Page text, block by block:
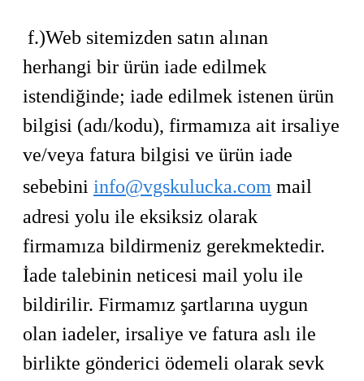
f.)Web sitemizden satın alınan
herhangi bir ürün iade edilmek
istendiğinde; iade edilmek istenen ürün
bilgisi (adı/kodu), firmamıza ait irsaliye
ve/veya fatura bilgisi ve ürün iade
sebebini info@vgskulucka.com mail
adresi yolu ile eksiksiz olarak
firmamıza bildirmeniz gerekmektedir.
İade talebinin neticesi mail yolu ile
bildirilir. Firmamız şartlarına uygun
olan iadeler, irsaliye ve fatura aslı ile
birlikte gönderici ödemeli olarak sevk